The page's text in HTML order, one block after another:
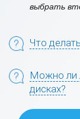
выбрать
Что
Можно ли
дисках?